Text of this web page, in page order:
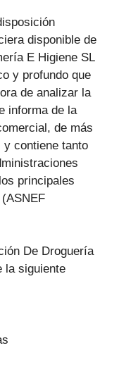
disponible de
E Higiene SL
y profundo que
de analizar la
informa de la
de más
y contiene tanto
principales
De Droguería
la siguiente